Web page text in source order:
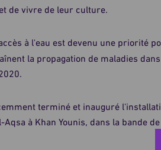
de vivre de leur culture.
à l'eau est devenu une priorité
la propagation de maladies
terminé et inauguré
à Khan Younis, dans la bande de